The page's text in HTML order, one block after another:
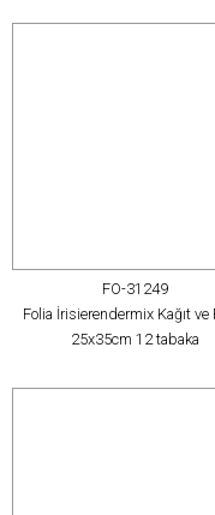
FO-31249
Folia İrisierendermix Kağıt ve
25x35cm 12 tabaka